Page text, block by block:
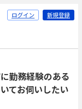
ログイン 新規登録
勤務経験のある
てお伺いしたい